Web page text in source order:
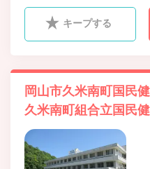
キープする
岡山市久米南町国民
久米南町組合立国民